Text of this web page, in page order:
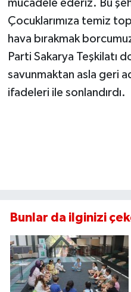
mücadele ederiz. Bu
Çocuklarımıza temiz
hava bırakmak
Parti Sakarya Teşkilatı
savunmaktan asla geri
ifadeleri ile sonlandırdı.
Bunlar da ilginizi